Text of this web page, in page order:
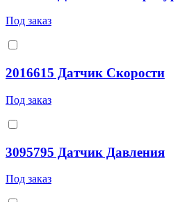
Под заказ
2016615 Датчик Скорости
Под заказ
3095795 Датчик Давления
Под заказ